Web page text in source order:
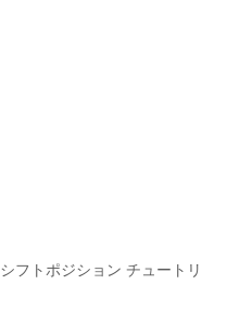
フトポジション チュートリ